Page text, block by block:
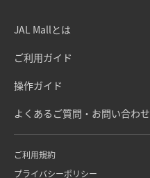
JAL Mallとは
ご利用ガイド
操作ガイド
よくあるご質問・お問い合わせ
ご利用規約
プライバシーポリシー